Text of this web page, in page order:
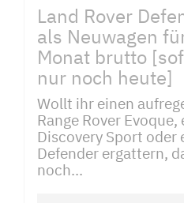
Land Rover
als Neuwagen
Monat brutto
nur noch heute]
Wollt ihr einen
Range Rover
Discovery Sport oder
Defender ergattern,
noch...